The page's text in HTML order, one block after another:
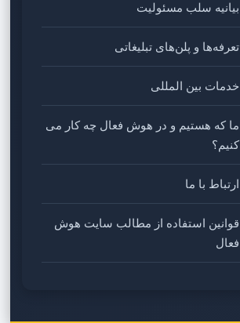
بیانیه سلب مسئولیت
تعرفه‌ها و پلن‌های تبلیغاتی
خدمات بین المللی
ما که هستیم و در هوش فعال چه کار می
کنیم؟
ارتباط با ما
قوانین استفاده از مطالب سایت هوش
فعال